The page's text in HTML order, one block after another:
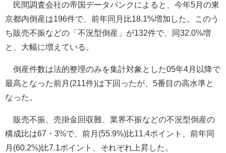
民間調査会社の帝国データバンクによると、今年5月の東
京都内倒産は196件で、前年同月比18.1%増加した。このう
ち販売不振などの「不況型倒産」が132件で、同32.0%増
と、大幅に増えている。
倒産件数は法的整理のみを集計対象とした05年4月以降で
最高となった前月(211件)は下回ったが、5番目の高水準と
なった。
販売不振、売掛金回収難、業界不振などの不況型倒産の
構成比は67・3%で、前月(55.9%)比11.4ポイント、前年同
月(60.2%)比7.1ポイント、それぞれ上昇した。